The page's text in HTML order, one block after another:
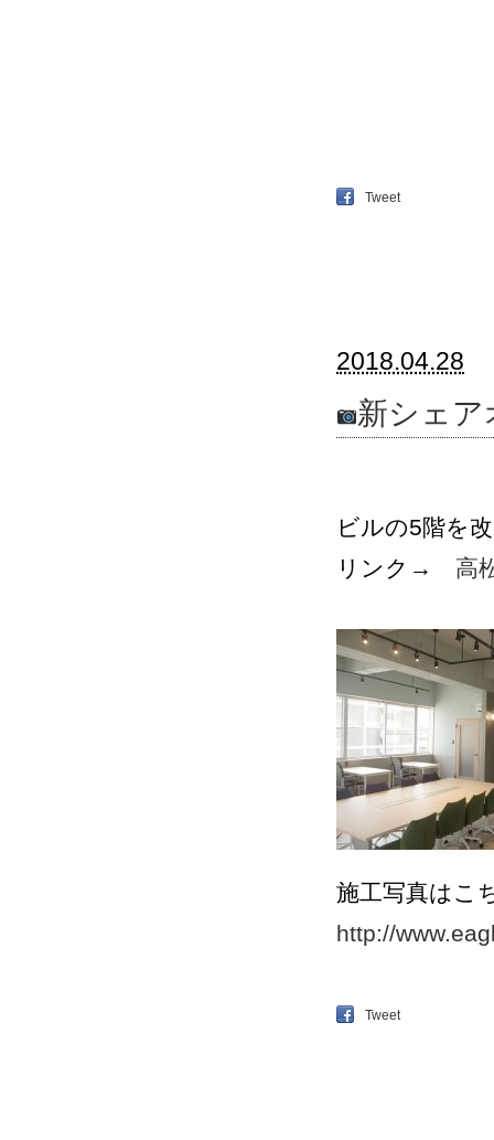
Tweet
2018.04.28
新シェ
ビルの5階を
リンク→ 高
施工写真はこ
http://
Tweet